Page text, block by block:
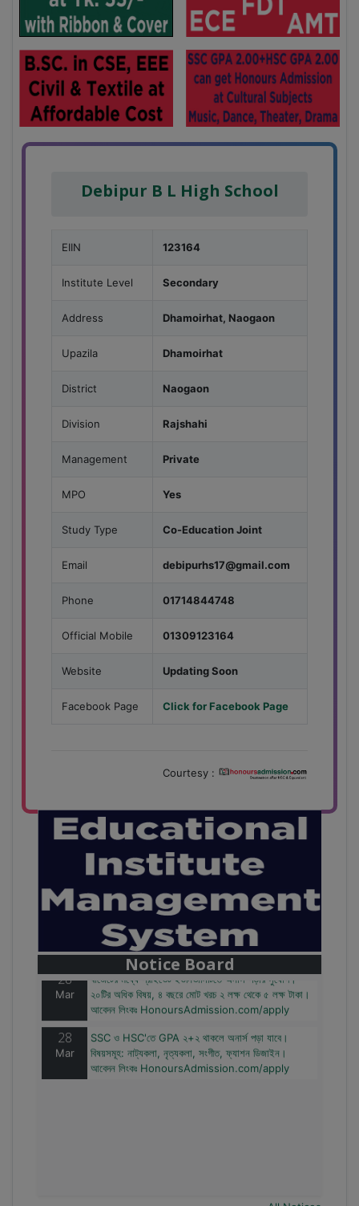
Debipur B L High School
EIIN 123164
Institute Level Secondary
Address Dhamoirhat, Naogaon
Upazila Dhamoirhat
District Naogaon
Division Rajshahi
Management Private
MPO Yes
Study Type Co-Education Joint
Email debipurhs17@gmail.com
Phone 01714844748
Official Mobile 01309123164
Website Updating Soon
Facebook Page Click for Facebook Page
Courtesy :
Notice Board
28
Mar
বাজেটের মধ্যে প্রাইভেট ইউনিভার্সিটিতে অনার্স পড়ার সুযোগ।
২০টির অধিক বিষয়, ৪ বছরে মোট খরচ ২ লক্ষ থেকে ৫ লক্ষ টাকা।
আবেদন লিংকঃ HonoursAdmission.com/apply
28
Mar
SSC ও HSC'তে GPA ২+২ থাকলে অনার্স পড়া যাবে।
বিষয়সমূহ: নাট্যকলা, নৃত্যকলা, সংগীত, ফ্যাশন ডিজাইন।
আবেদন লিংকঃ HonoursAdmission.com/apply